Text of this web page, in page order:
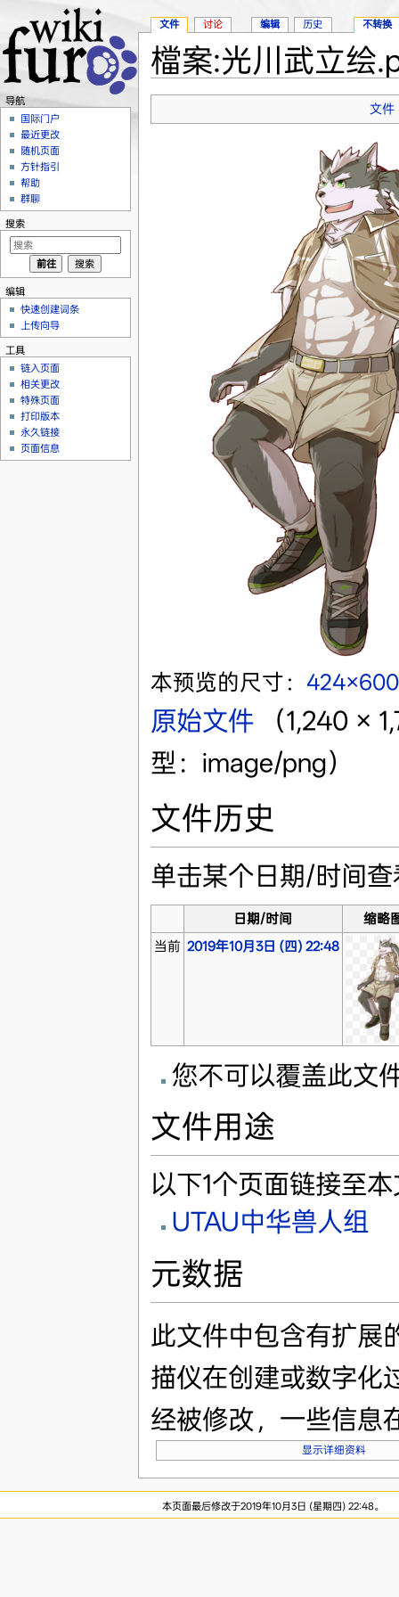
檔案:光川武立绘
文件
本预览的尺寸：
原始文件‎
（1,240 ×
型：image/png）
文件历史
单击某个日期/时间
日期/时间
缩略
当前 2019年10月3日 (四) 22:48
您不可以覆盖此文
文件用途
以下1个页面链接至
UTAU中华兽人组
元数据
此文件中包含有扩展
描仪在创建或数字化
经被修改，一些信息
显示详细资料
文件 讨论 编辑 历史 不转换
导航
国际门户
最近更改
随机页面
方针指引
帮助
群聊
搜索
编辑
快速创建词条
上传向导
工具
链入页面
相关更改
特殊页面
打印版本
永久链接
页面信息
本页面最后修改于2019年10月3日 (星期四) 22:48。